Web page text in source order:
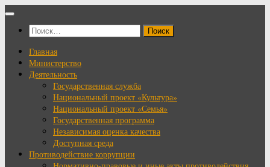
Перейти
содержимому
Найти:
Главная
Министерство
Деятельность
Государственная служба
Национальный проект «Культура»
Национальный проект «Семья»
Государственная программа
Независимая оценка качества
Доступная среда
Противодействие коррупции